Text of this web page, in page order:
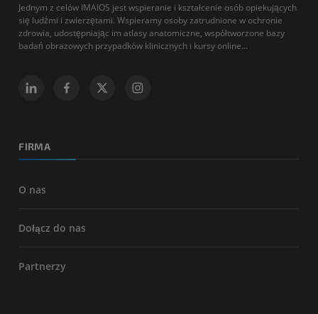
Jednym z celów IMAIOS jest wspieranie i kształcenie osób opiekujących
się ludźmi i zwierzętami. Wspieramy osoby zatrudnione w ochronie
zdrowia, udostępniając im atlasy anatomiczne, współtworzone bazy
badań obrazowych przypadków klinicznych i kursy online...
FIRMA
O nas
Dołącz do nas
Partnerzy